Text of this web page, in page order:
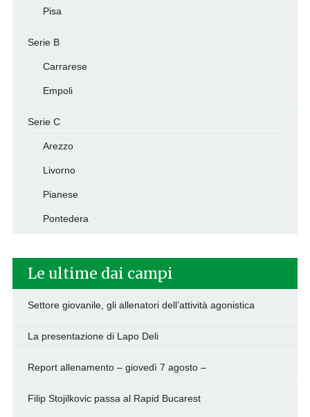
Pisa
Serie B
Carrarese
Empoli
Serie C
Arezzo
Livorno
Pianese
Pontedera
Le ultime dai campi
Settore giovanile, gli allenatori dell’attività agonistica
La presentazione di Lapo Deli
Report allenamento – giovedì 7 agosto –
Filip Stojilkovic passa al Rapid Bucarest